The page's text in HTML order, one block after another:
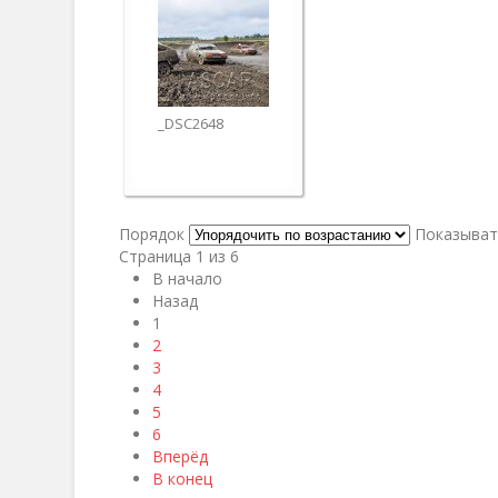
_DSC2648
Порядок
Страница 1 из 6
В начало
Назад
1
2
3
4
5
6
Вперёд
В конец